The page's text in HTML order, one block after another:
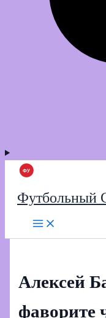
Футбольный
Алексей
фаворите